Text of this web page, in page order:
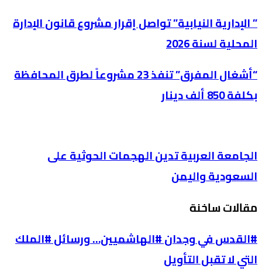
” الإدارية النيابية” تواصل إقرار مشروع قانون الإدارة
المحلية لسنة 2026
“أشغال المفرق” تنفذ 23 مشروعاً لطرق المحافظة
بكلفة 850 ألف دينار
الجامعة العربية تدين الهجمات الحوثية على
السعودية واليمن
مقالات ساخنة
#القدس في وجدان #الهاشميين… ورسائل #الملك
التي لا تقبل التأويل